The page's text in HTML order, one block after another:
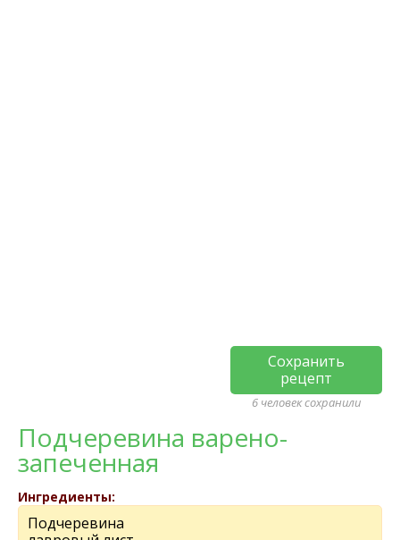
Сохранить
рецепт
6 человек сохранили
Подчеревина варено-
запеченная
Ингредиенты:
Подчеревина